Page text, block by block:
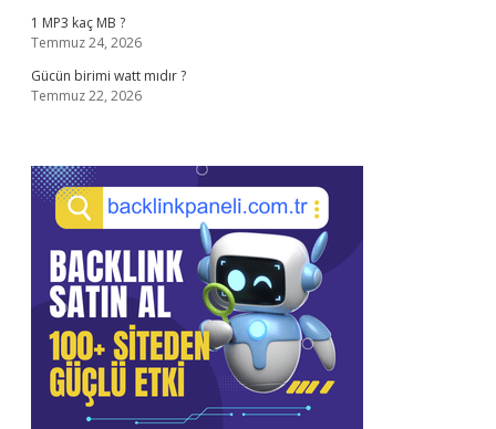
1 MP3 kaç MB ?
Temmuz 24, 2026
Gücün birimi watt mıdır ?
Temmuz 22, 2026